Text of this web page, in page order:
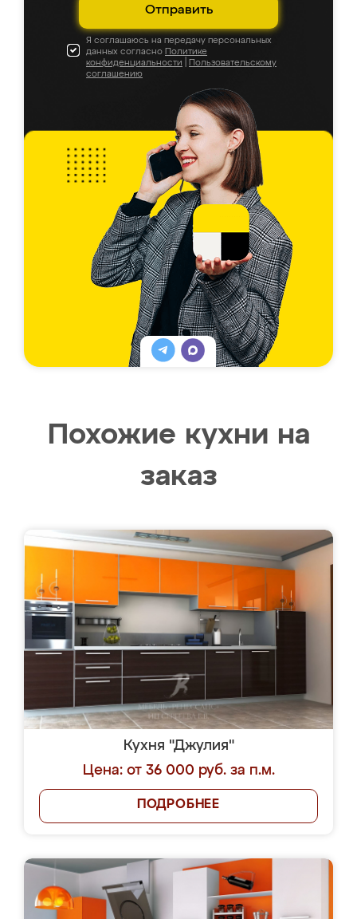
Отправить
Я соглашаюсь на передачу персональных
данных согласно Политике
конфиденциальности
Пользовательскому
соглашению
Похожие кухни на
заказ
Кухня "Джулия"
Цена: от 36 000 руб. за п.м.
ПОДРОБНЕЕ